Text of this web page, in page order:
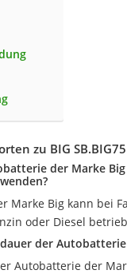
zu BIG SB.BIG75
der Marke
Marke Big kann bei
oder Diesel
der
Autobatterie der